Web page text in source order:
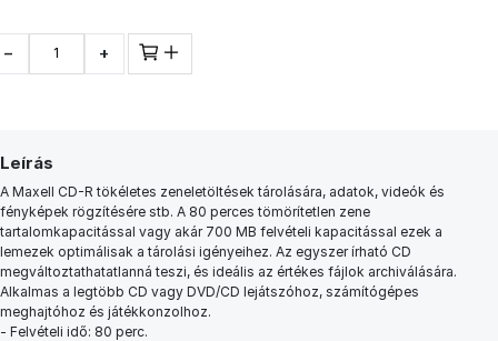
− +
Leírás
A Maxell CD-R tökéletes zeneletöltések tárolására, adatok, videók és
fényképek rögzítésére stb. A 80 perces tömörítetlen zene
tartalomkapacitással vagy akár 700 MB felvételi kapacitással ezek a
lemezek optimálisak a tárolási igényeihez. Az egyszer írható CD
megváltoztathatatlanná teszi, és ideális az értékes fájlok archiválására.
Alkalmas a legtöbb CD vagy DVD/CD lejátszóhoz, számítógépes
meghajtóhoz és játékkonzolhoz.
- Felvételi idő: 80 perc.